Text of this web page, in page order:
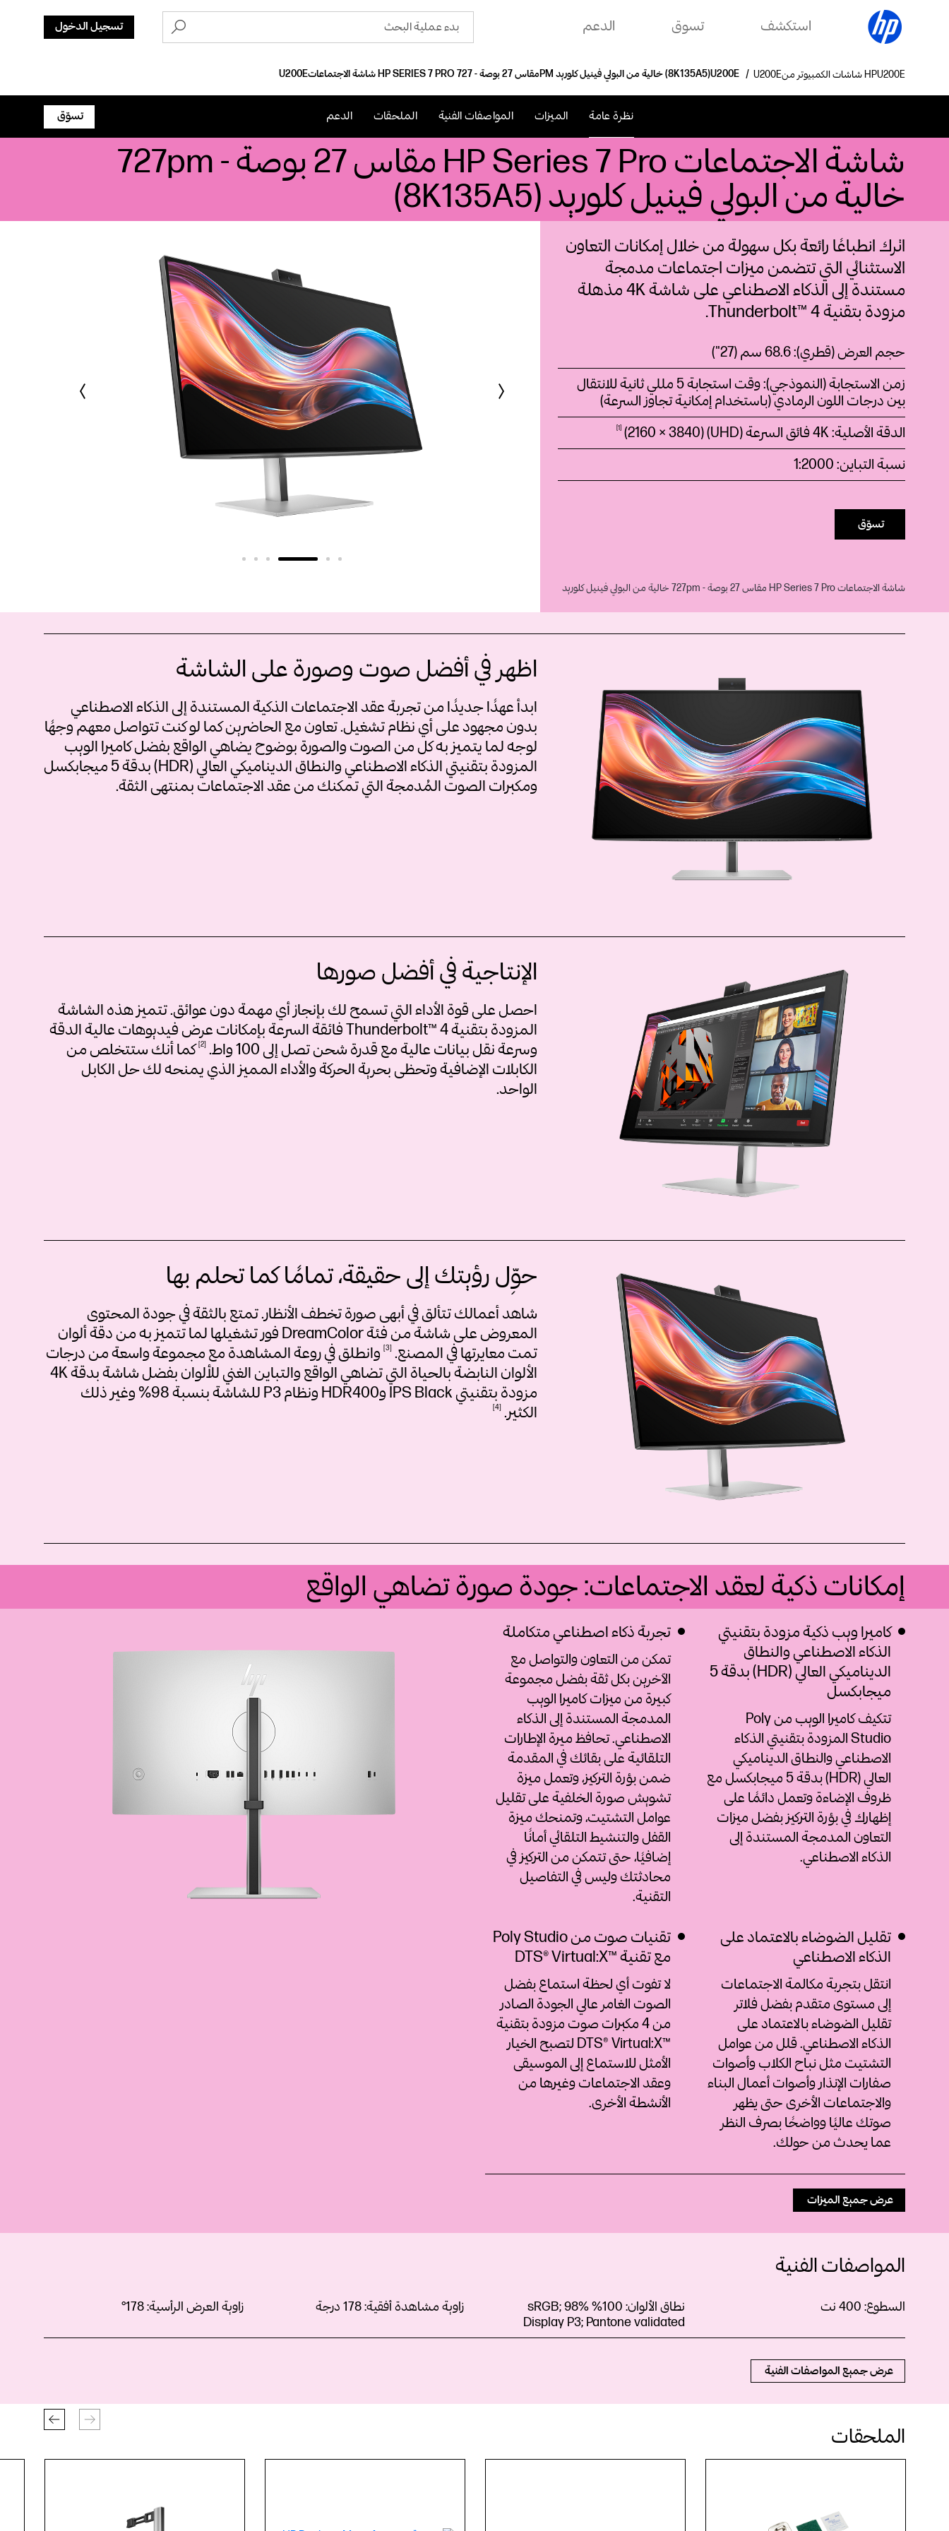
استكشف تسوق الدعم تسجيل الدخول
شاشات الكمبيوتر من HP شاشة الاجتماعات HP SERIES 7 PRO مقاس 27 بوصة - 727PM خالية من البولي فينيل كلوريد (8K135A5)
نظرة عامة الميزات المواصفات الفنية الملحقات الدعم تسوّق
شاشة الاجتماعات HP Series 7 Pro مقاس 27 بوصة - 727pm
خالية من البولي فينيل كلوريد (8K135A5)
اترك انطباعًا رائعة بكل سهولة من خلال إمكانات التعاون
الاستثنائي التي تتضمن ميزات اجتماعات مدمجة
مستندة إلى الذكاء الاصطناعي على شاشة 4K مذهلة
مزودة بتقنية Thunderbolt™ 4.
حجم العرض (قطري): 68.6 سم (27")
زمن الاستجابة (النموذجي): وقت استجابة 5 مللي ثانية للانتقال
بين درجات اللون الرمادي (باستخدام إمكانية تجاوز السرعة)
الدقة الأصلية: 4K فائق السرعة (UHD) ‏(3840 ×
2160)
1
نسبة التباين: 2000‏:1
تسوّق
شاشة الاجتماعات HP Series 7 Pro مقاس 27 بوصة - 727pm خالية من البولي فينيل كلوريد
اظهر في أفضل صوت وصورة على الشاشة
ابدأ عهدًا جديدًا من تجربة عقد الاجتماعات الذكية المستندة إلى الذكاء الاصطناعي
بدون مجهود على أي نظام تشغيل. تعاون مع الحاضرين كما لو كنت تتواصل معهم وجهًا
لوجه لما يتميز به كل من الصوت والصورة بوضوح يضاهي الواقع بفضل كاميرا الويب
المزودة بتقنيتي الذكاء الاصطناعي والنطاق الديناميكي العالي (HDR) بدقة 5 ميجابكسل
ومكبرات الصوت المُدمجة التي تمكنك من عقد الاجتماعات بمنتهى الثقة.
الإنتاجية في أفضل صورها
احصل على قوة الأداء التي تسمح لك بإنجاز أي مهمة دون عوائق. تتميز هذه الشاشة
المزودة بتقنية Thunderbolt™ 4 فائقة السرعة بإمكانات عرض فيديوهات عالية الدقة
وسرعة نقل بيانات عالية مع قدرة شحن تصل إلى 100
واط. 2 كما أنك ستتخلص من
الكابلات الإضافية وتحظى بحرية الحركة والأداء المميز الذي يمنحه لك حل الكابل
الواحد.
حوِّل رؤيتك إلى حقيقة، تمامًا كما تحلم بها
شاهد أعمالك تتألق في أبهى صورة تخطف الأنظار. تمتع بالثقة في جودة المحتوى
المعروض على شاشة من فئة DreamColor فور تشغيلها لما تتميز به من دقة ألوان
تمت معايرتها فيالمصنع. 3
وانطلق في روعة المشاهدة مع مجموعة واسعة من درجات
الألوان النابضة بالحياة التي تضاهي الواقع والتباين الغني للألوان بفضل شاشة بدقة 4K
مزودة بتقنيتي IPS Black وHDR400 ونظام P3 للشاشة بنسبة 98% وغير ذلك
الكثير. 4
إمكانات ذكية لعقد الاجتماعات: جودة صورة تضاهي الواقع
كاميرا ويب ذكية مزودة بتقنيتي
الذكاء الاصطناعي والنطاق
الديناميكي العالي (HDR) بدقة 5
ميجابكسل
تتكيف كاميرا الويب من Poly
Studio المزودة بتقنيتي الذكاء
الاصطناعي والنطاق الديناميكي
العالي (HDR) بدقة 5 ميجابكسل مع
ظروف الإضاءة وتعمل دائمًا على
إظهارك في بؤرة التركيز بفضل ميزات
التعاون المدمجة المستندة إلى
الذكاء الاصطناعي.
تجربة ذكاء اصطناعي متكاملة
تمكن من التعاون والتواصل مع
الآخرين بكل ثقة بفضل مجموعة
كبيرة من ميزات كاميرا الويب
المدمجة المستندة إلى الذكاء
الاصطناعي. تحافظ ميرة الإطارات
التلقائية على بقائك في المقدمة
ضمن بؤرة التركيز، وتعمل ميزة
تشويش صورة الخلفية على تقليل
عوامل التشتيت، وتمنحك ميزة
القفل والتنشيط التلقائي أمانًا
إضافيًا، حتى تتمكن من التركيز في
محادثتك وليس في التفاصيل
التقنية.
تقليل الضوضاء بالاعتماد على
الذكاء الاصطناعي
انتقل بتجربة مكالمة الاجتماعات
إلى مستوى متقدم بفضل فلاتر
تقليل الضوضاء بالاعتماد على
الذكاء الاصطناعي. قلل من عوامل
التشتيت مثل نباح الكلاب وأصوات
صفارات الإنذار وأصوات أعمال البناء
والاجتماعات الأخرى حتى يظهر
صوتك عاليًا وواضحًا بصرف النظر
عما يحدث من حولك.
تقنيات صوت من Poly Studio
مع تقنية DTS® Virtual:X™‎
لا تفوت أي لحظة استماع بفضل
الصوت الغامر عالي الجودة الصادر
من 4 مكبرات صوت مزودة بتقنية
DTS® Virtual:X™‎ لتصبح الخيار
الأمثل للاستماع إلى الموسيقى
وعقد الاجتماعات وغيرها من
الأنشطة الأخرى.
عرض جميع الميزات
المواصفات الفنية
السطوع: 400 نت نطاق الألوان:
100% sRGB; 98%
Display P3; Pantone validated
زاوية مشاهدة أفقية:178 درجة زاوية العرض الرأسية:178°
عرض جميع المواصفات الفنية
الملحقات